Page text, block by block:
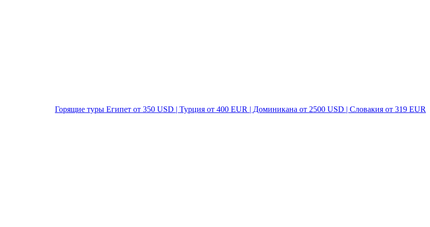
Горящие туры Египет от 350 USD | Турция от 400 EUR | Доминикана от 2500 USD | Словакия от 319 EUR